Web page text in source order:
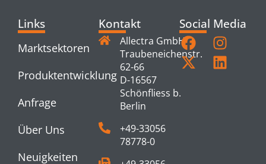
Links
Marktsektoren
Produktentwicklung
Anfrage
Über Uns
Neuigkeiten
Kontakt
Allectra GmbH
Traubeneichenstr.
62-66
D-16567
Schönfliess b.
Berlin
+49-33056
78778-0
Social Media